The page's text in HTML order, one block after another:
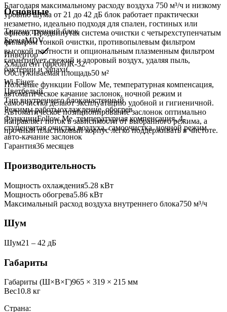
Благодаря максимальному расходу воздуха 750 м³/ч и низкому
уровню шума от 21 до 42 дБ блок работает практически
незаметно, идеально подходя для спален, гостиных или
офисов. Продвинутая система очистки с четырехступенчатым
фильтром тонкой очистки, противопылевым фильтром
высокой плотности и опциональным плазменным фильтром
гарантирует свежий и здоровый воздух, удаляя пыль,
бактерии и запахи.
Полезные функции Follow Me, температурная компенсация,
автоматическое качание заслонок, ночной режим и
самоочистка делают эксплуатацию удобной и гигиеничной.
Автоматическое позиционирование заслонок оптимально
направляет поток в зависимости от выбранного режима, а
прочный пластиковый корпус легко поддерживать в чистоте.
Основные
Типвнутренний блок
БрендMDV
Инвертор
Хладагент (фреон)R-32
Обслуживаемая площадь50 м²
Wi-Fiнет
Цветбелый
Тип внутреннего блоканастенный
Режимы работыохлаждение, обогрев
ФункцииFollow Me, температурная компенсация, 4-
ступенчатая очистка воздуха, самоочистка, ночной режим,
авто-качание заслонок
Гарантия36 месяцев
Производительность
Мощность охлаждения5.28 кВт
Мощность обогрева5.86 кВт
Максимальный расход воздуха внутреннего блока750 м³/ч
Шум
Шум21 ‒ 42 дБ
Габариты
Габариты (Ш×В×Г)965 × 319 × 215 мм
Вес10.8 кг
Страна: